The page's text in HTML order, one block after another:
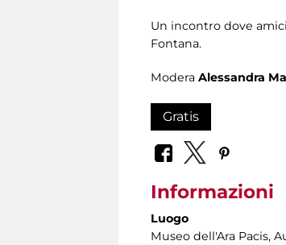
Un incontro dove
Fontana.
Modera Alessandra
Gratis
Informazioni
Luogo
Museo dell'Ara Pacis,